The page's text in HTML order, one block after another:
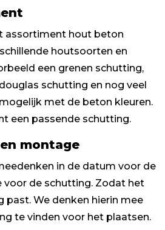
assortiment hout beton
houtsoorten en
een grenen schutting,
schutting en nog veel
met de beton kleuren.
een passende schutting.
montage
in de datum voor de
voor de schutting. Zodat het
past. We denken hierin mee
te vinden voor het plaatsen.